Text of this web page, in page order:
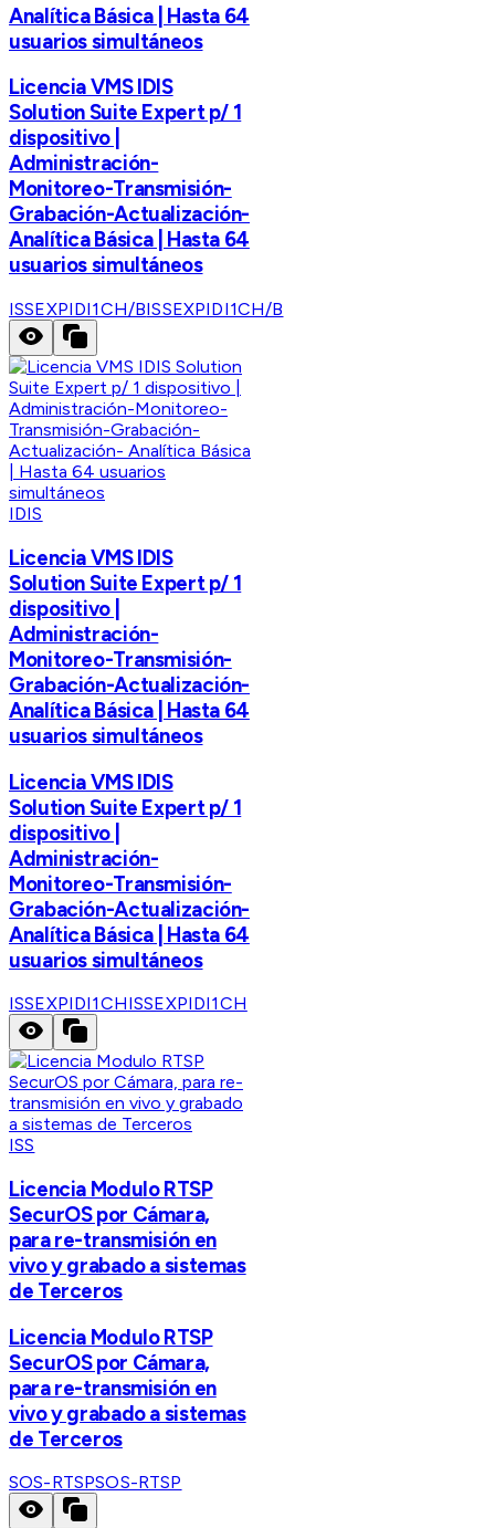
Analítica Básica | Hasta 64
usuarios simultáneos
Licencia VMS IDIS
Solution Suite Expert p/ 1
dispositivo |
Administración-
Monitoreo-Transmisión-
Grabación-Actualización-
Analítica Básica | Hasta 64
usuarios simultáneos
ISSEXPIDI1CH/BISSEXPIDI1CH/B
IDIS
Licencia VMS IDIS
Solution Suite Expert p/ 1
dispositivo |
Administración-
Monitoreo-Transmisión-
Grabación-Actualización-
Analítica Básica | Hasta 64
usuarios simultáneos
Licencia VMS IDIS
Solution Suite Expert p/ 1
dispositivo |
Administración-
Monitoreo-Transmisión-
Grabación-Actualización-
Analítica Básica | Hasta 64
usuarios simultáneos
ISSEXPIDI1CHISSEXPIDI1CH
ISS
Licencia Modulo RTSP
SecurOS por Cámara,
para re-transmisión en
vivo y grabado a sistemas
de Terceros
Licencia Modulo RTSP
SecurOS por Cámara,
para re-transmisión en
vivo y grabado a sistemas
de Terceros
SOS-RTSPSOS-RTSP